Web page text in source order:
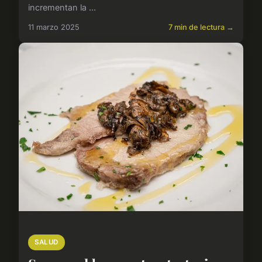
incrementan la ...
11 marzo 2025 7 min de lectura →
SALUD